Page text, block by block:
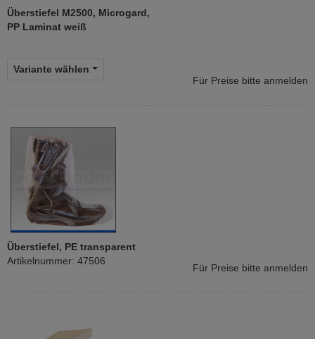
Überstiefel M2500, Microgard,
PP Laminat weiß
Variante wählen
Für Preise bitte anmelden
Überstiefel, PE transparent
Artikelnummer: 47506
Für Preise bitte anmelden